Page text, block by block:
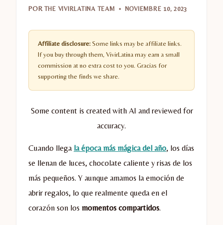
POR THE VIVIRLATINA TEAM NOVIEMBRE 10, 2023
Affiliate disclosure: Some links may be affiliate links.
If you buy through them, VivirLatina may earn a small
commission at no extra cost to you. Gracias for
supporting the finds we share.
Some content is created with AI and reviewed for
accuracy.
Cuando llega la época más mágica del año, los días
se llenan de luces, chocolate caliente y risas de los
más pequeños. Y aunque amamos la emoción de
abrir regalos, lo que realmente queda en el
corazón son los momentos compartidos.